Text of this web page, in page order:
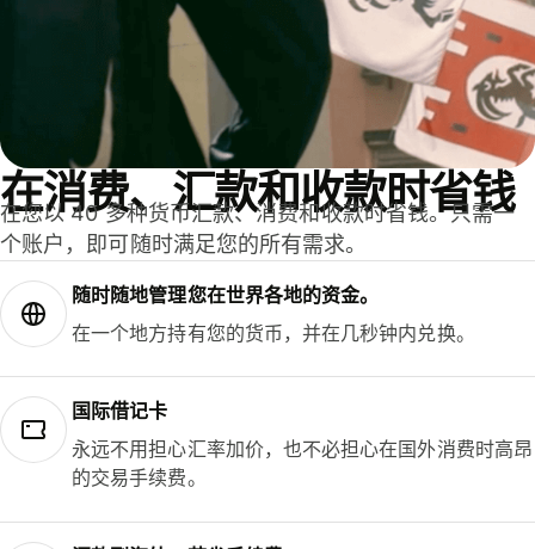
在消费、汇款和收款时省钱
在您以 40 多种货币汇款、消费和收款时省钱。只需一
个账户，即可随时满足您的所有需求。
随时随地管理您在世界各地的资金。
在一个地方持有您的货币，并在几秒钟内兑换。
国际借记卡
永远不用担心汇率加价，也不必担心在国外消费时高昂
的交易手续费。